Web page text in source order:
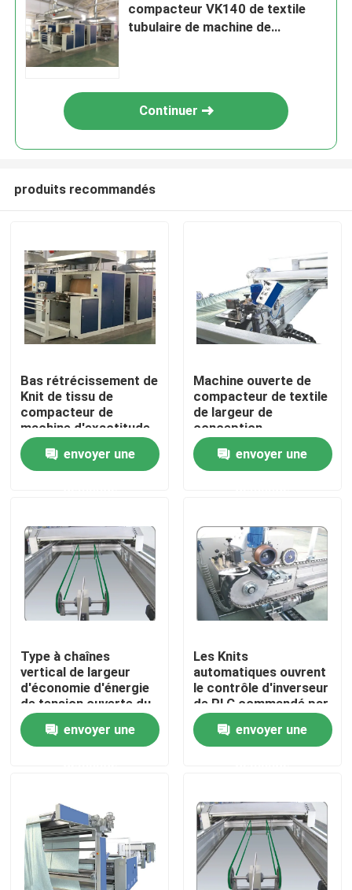
Maison
Au sujet de nous
Visite d'usine
Contactez-nous
nouvelles
machine de finissage de stenter
stenter d'arrangement de la chaleur
compacteur VK140 de textile
tubulaire de machine de
Continuer
produits recommandés
Bas rétrécissement de
Knit de tissu de
compacteur de
machine d'exactitude
tubulaire de la
températureenvoyer une
Machine ouverte de
compacteur de textile
de largeur de
conception
d'humanisme pour le
compactage de Knits
envoyer une
Type à chaînes
vertical de largeur
d'économie d'énergie
de tension ouverte du
compacteur 380/220
envoyer une
Les Knits
automatiques ouvrent
le contrôle d'inverseur
de PLC commandé par
rétrécissement de
compacteur de
largeur
envoyer une